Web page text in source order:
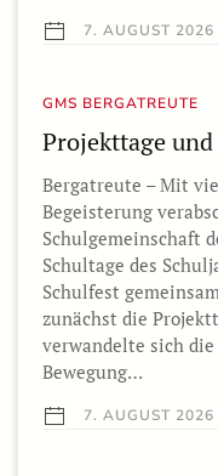
7. AUGUST 2026
GMS BERGATREUTE
Projekttage
Bergatreute – Mit
Begeisterung
Schulgemeinschaft
Schultage des
Schulfest
zunächst die
verwandelte sich
Bewegung…
7. AUGUST 2026